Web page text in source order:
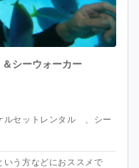
シーウォーカー
ルセットレンタル 、シー
いう方などにおススメで